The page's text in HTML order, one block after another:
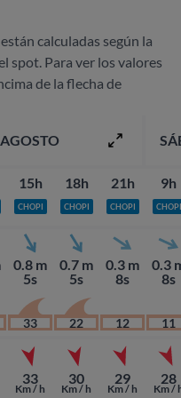
calculadas según la
spot. Para ver los valores
de la flecha de
15h
CHOPI
0.8 m
5s
33
33
Km / h
18h
CHOPI
0.7 m
5s
22
30
Km / h
21h
CHOPI
0.3 m
8s
12
29
Km / h
9h
CHOPI
0.3
8s
11
28
Km /